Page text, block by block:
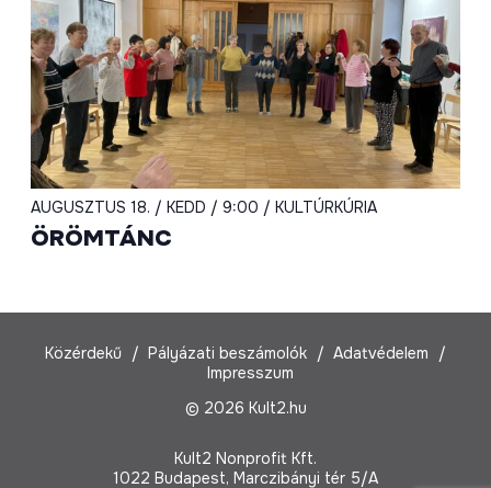
AUGUSZTUS 18. / KEDD / 9:00 / KULTÚRKÚRIA
ÖRÖMTÁNC
Közérdekű Pályázati beszámolók
Adatvédelem
Impresszum
© 2026 Kult2.hu
Kult2 Nonprofit Kft.
1022 Budapest, Marczibányi tér 5/A